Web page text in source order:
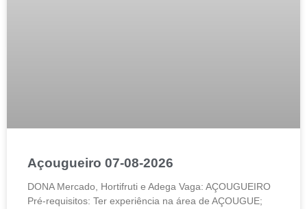
Açougueiro 07-08-2026
DONA Mercado, Hortifruti e Adega Vaga: AÇOUGUEIRO
Pré-requisitos: Ter experiência na área de AÇOUGUE;